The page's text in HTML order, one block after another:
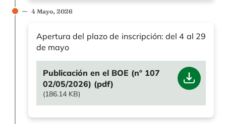
4 Mayo, 2026
Apertura del plazo de inscripción: del 4 al 29
de mayo
File
Publicación en el BOE (nº 107
02/05/2026) (pdf)
(186.14 KB)